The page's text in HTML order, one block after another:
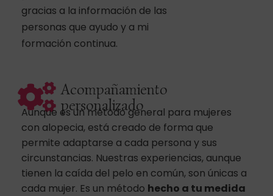
gracias a la información de las
personas que ayudo y a mi
formación continua.
Acompañamiento
personalizado
Aunque es un método general para mujeres
con alopecia, está creado de forma que
permite adaptarse a cada persona y sus
circunstancias. Nuestras experiencias, aunque
tienen la caída del pelo en común, son únicas a
cada mujer. Es un método hecho a tu medida